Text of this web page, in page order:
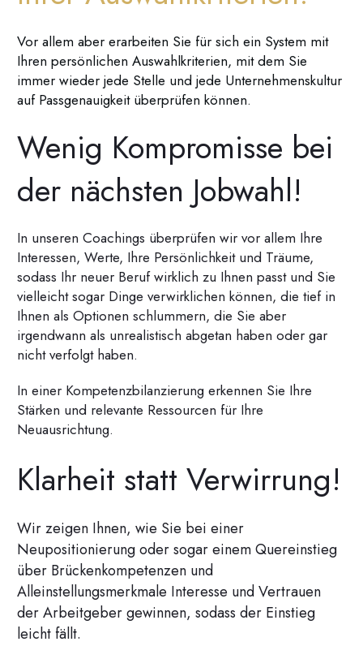
Vor allem aber erarbeiten Sie für sich ein System mit
Ihren persönlichen Auswahlkriterien, mit dem Sie
immer wieder jede Stelle und jede Unternehmenskultur
auf Passgenauigkeit überprüfen können.
Wenig Kompromisse bei
der nächsten Jobwahl!
In unseren Coachings überprüfen wir vor allem Ihre
Interessen, Werte, Ihre Persönlichkeit und Träume,
sodass Ihr neuer Beruf wirklich zu Ihnen passt und Sie
vielleicht sogar Dinge verwirklichen können, die tief in
Ihnen als Optionen schlummern, die Sie aber
irgendwann als unrealistisch abgetan haben oder gar
nicht verfolgt haben.
In einer Kompetenzbilanzierung erkennen Sie Ihre
Stärken und relevante Ressourcen für Ihre
Neuausrichtung.
Klarheit statt Verwirrung!
Wir zeigen Ihnen, wie Sie bei einer
Neupositionierung oder sogar einem Quereinstieg
über Brückenkompetenzen und
Alleinstellungsmerkmale Interesse und Vertrauen
der Arbeitgeber gewinnen, sodass der Einstieg
leicht fällt.